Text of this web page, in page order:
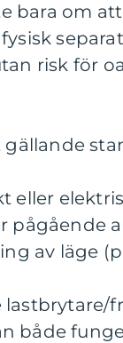
bara om
risk för
eller
pågående
av läge
både